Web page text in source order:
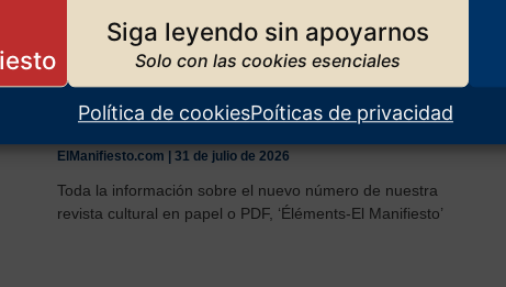
Siga leyendo sin apoyarnos
Política de cookiesPoíticas de privacidad
ElManifiesto.com 31 de julio de 2026
Toda la información sobre el nuevo número de nuestra
revista cultural en papel o PDF, ‘Éléments-El Manifiesto’